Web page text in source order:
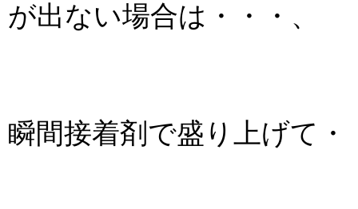
が出ない場合は・・・、
瞬間接着剤で盛り上げて・